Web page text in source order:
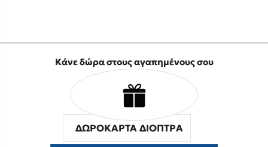
Κάνε δώρα στους αγαπημένους σου
ΔΩΡΟΚΑΡΤΑ ΔΙΟΠΤΡΑ